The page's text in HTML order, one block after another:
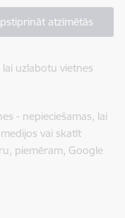
atzīmētās
uzlabotu vietnes
- nepieciešamas, lai
vai skatīt
piemēram, Google